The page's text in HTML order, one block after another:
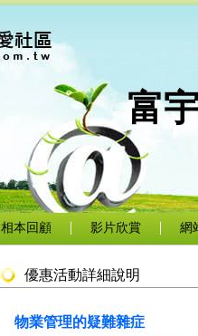
富
相本回顧 影片欣賞 網
優惠活動詳細說明
物業管理的疑難雜症